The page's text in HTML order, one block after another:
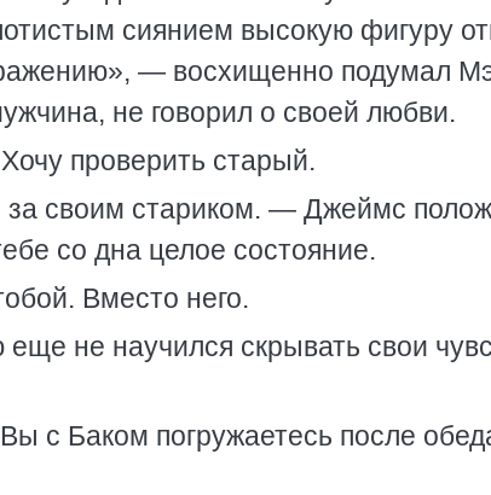
сиянием высокую фигуру
— восхищенно подумал
не говорил о своей любви.
проверить старый.
своим стариком. — Джеймс
со дна целое состояние.
Вместо него.
не научился скрывать свои
с Баком погружаетесь после